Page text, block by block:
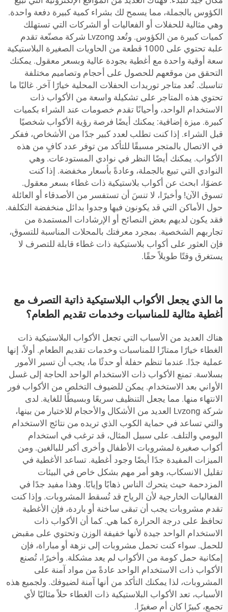
الكؤوس بالجملة، مما يسمح لك بشراء كمية كبيرة دفعة واحدة.
وهي مثالية للحفلات أو الفعاليات أو الشركات التي تستهلك
كميات كبيرة من الكؤوس. وتُعد Lvzong شركة مصنّعة تقدم
علبة تحتوي على 1000 قطعة من الحاويات الصغيرة البلاستيكية
سعة أوقية واحدة مع أغطية بجودة عالية وبسعر معقول. يمكنك
التحقق من موقعهم للحصول على أحجام وتصاميم مختلفة
تناسبك. تُعد متاجر توريدات الحفلات المحلية خيارًا آخر. غالبًا ما
تحتوي هذه المتاجر على تشكيلة واسعة من الأكواب ذات
الاستخدام الواحد، وأحيانًا تقدم خصومات عند الشراء بكميات
كبيرة. ميزة إضافية: يمكنك أيضًا فرصة رؤية الأكواب شخصيًا
قبل الشراء. إذا كنت تطلب لعدد كبير جدًا من الأشخاص، ففكر
في الاتصال بالمتجر مسبقًا للتأكد من توفر عدد كافٍ من هذه
الأكواب. يمكنك أيضًا النظر في نوادي المستودعات. وهي
النوادي التي تبيع بالجملة، وعادةً بأسعار مخفضة. إذا كنت
عضوًا، ابحث عن أكواب بلاستيكية ذات غطاء بسعر معقول.
تسوق الآن! وأخيرًا، لا تنسَ أن تستفسر من الأصدقاء أو العائلة
حول الأماكن التي قد يكونون فيها وجدوا بدائل منخفضة التكلفة.
فقد يكون لديهم بعض النصائح أو الإرشادات المستمدة من
تجاربهم الشخصية. بمجرد معرفتك بالمحلات المناسبة للتسوق،
فإن العثور على أكواب بلاستيكية ذات غطاء قابلة للتصرف لا
يستغرق وقتًا طويلاً حقًا.
ما الذي يجعل الأكواب البلاستيكية ذاتية التصرف مع
أغطية مثالية للمناسبات وخدمات تقديم الطعام؟
هناك العديد من الأسباب التي تجعل الأكواب البلاستيكية ذات
الغطاء خيارًا ممتازًا للمناسبات وخدمات تقديم الطعام. أولاً، إنها
عملية جدًا. عندما تنظم حفلة أو حدثًا ما، يجب أن تسير الأمور
بسلاسة. تمنع الأكواب ذات الاستخدام الواحد الحاجة إلى غسل
الأواني بعد الاستخدام. يمكن للضيوف التخلص من الأكواب فور
الانتهاء منها. مما يجعل التنظيف سريعًا وبسيطًا للغاية. لدى
شركة Lvzong العديد من الأشكال والأحجام للاختيار من بينها،
والتي تساعد في حماية الكوب الذي تريده من نتائج الاستخدام
اليومي والتلف. على سبيل المثال، قد ترغب في استخدام
أكواب صغيرة لمشروبات الأطفال وأخرى أكبر للبالغين. ومن
الميزات المفيدة جدًا أيضًا وجود أغطية. تساعد الأغطية في
تقليل الانسكاب، وهو أمر مهم بشكل خاص في البيئات
المزدحمة حيث يتحرك الناس ذهابًا وإيابًا. وهذا مفيد جدًا في
الفعاليات الخارجية لأن الرياح قد تُسقط المشروبات. وإذا كنت
تقدم مشروبات يجب أن تبقى ساخنة أو باردة، فإن الأغطية
تحافظ على درجة الحرارة كما هي. كما أن الأكواب ذات
الاستخدام الواحد جيدة لأنها خفيفة الوزن وتحتوي على مقبض
للحمل. سواء كنت تحمل مشروبات إلى نزهة أو مباراة، فإن
إمكانية حمل كومة من الأكواب لم يعد مشكلة. وأخيرًا، تُصنع
الأكواب ذات الاستخدام الواحد عادةً من مواد آمنة على
المشروبات، لذا يمكنك التأكد من أنها آمنة لضيوفك. ولجميع هذه
الأسباب، تعد الأكواب البلاستيكية ذات الغطاء حلاً مثاليًا لأي
تجمع، كبيرًا كان أم صغيرًا.